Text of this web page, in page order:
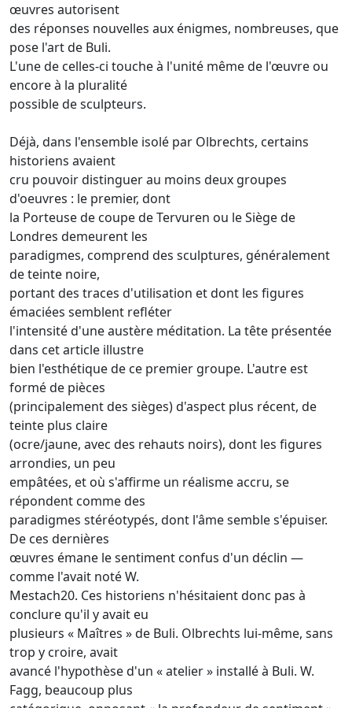
œuvres autorisent
des réponses nouvelles aux énigmes, nombreuses, que
pose l'art de Buli.
L'une de celles-ci touche à l'unité même de l'œuvre ou
encore à la pluralité
possible de sculpteurs.
Déjà, dans l'ensemble isolé par Olbrechts, certains
historiens avaient
cru pouvoir distinguer au moins deux groupes
d'oeuvres : le premier, dont
la Porteuse de coupe de Tervuren ou le Siège de
Londres demeurent les
paradigmes, comprend des sculptures, généralement
de teinte noire,
portant des traces d'utilisation et dont les figures
émaciées semblent refléter
l'intensité d'une austère méditation. La tête présentée
dans cet article illustre
bien l'esthétique de ce premier groupe. L'autre est
formé de pièces
(principalement des sièges) d'aspect plus récent, de
teinte plus claire
(ocre/jaune, avec des rehauts noirs), dont les figures
arrondies, un peu
empâtées, et où s'affirme un réalisme accru, se
répondent comme des
paradigmes stéréotypés, dont l'âme semble s'épuiser.
De ces dernières
œuvres émane le sentiment confus d'un déclin —
comme l'avait noté W.
Mestach20. Ces historiens n'hésitaient donc pas à
conclure qu'il y avait eu
plusieurs « Maîtres » de Buli. Olbrechts lui-même, sans
trop y croire, avait
avancé l'hypothèse d'un « atelier » installé à Buli. W.
Fagg, beaucoup plus